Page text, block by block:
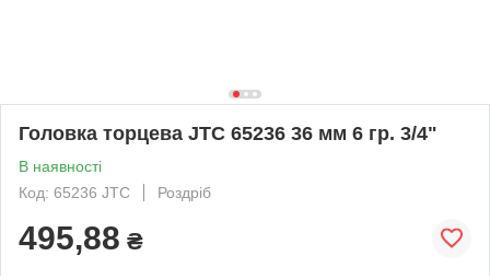
Головка торцева JTC 65236 36 мм 6 гр. 3/4"
В наявності
Код: 65236 JTC
Роздріб
495,88 ₴